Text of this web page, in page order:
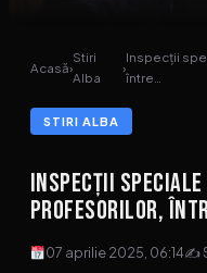
Acasă›
Stiri
Alba
›
Inspecții
între…
STIRI ALBA
Inspecții
profesorilor,
07 aprilie 2025, 06:14✍